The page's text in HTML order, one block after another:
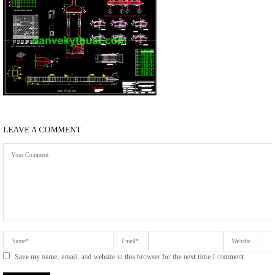
LEAVE A COMMENT
Save my name, email, and website in this browser for the next time I comment.